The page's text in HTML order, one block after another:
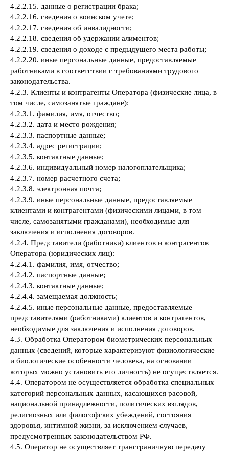
4.2.2.15. данные о регистрации брака;
4.2.2.16. сведения о воинском учете;
4.2.2.17. сведения об инвалидности;
4.2.2.18. сведения об удержании алиментов;
4.2.2.19. сведения о доходе с предыдущего места работы;
4.2.2.20. иные персональные данные, предоставляемые
работниками в соответствии с требованиями трудового
законодательства.
4.2.3. Клиенты и контрагенты Оператора (физические лица, в
том числе, самозанятые граждане):
4.2.3.1. фамилия, имя, отчество;
4.2.3.2. дата и место рождения;
4.2.3.3. паспортные данные;
4.2.3.4. адрес регистрации;
4.2.3.5. контактные данные;
4.2.3.6. индивидуальный номер налогоплательщика;
4.2.3.7. номер расчетного счета;
4.2.3.8. электронная почта;
4.2.3.9. иные персональные данные, предоставляемые
клиентами и контрагентами (физическими лицами, в том
числе, самозанятыми гражданами), необходимые для
заключения и исполнения договоров.
4.2.4. Представители (работники) клиентов и контрагентов
Оператора (юридических лиц):
4.2.4.1. фамилия, имя, отчество;
4.2.4.2. паспортные данные;
4.2.4.3. контактные данные;
4.2.4.4. замещаемая должность;
4.2.4.5. иные персональные данные, предоставляемые
представителями (работниками) клиентов и контрагентов,
необходимые для заключения и исполнения договоров.
4.3. Обработка Оператором биометрических персональных
данных (сведений, которые характеризуют физиологические
и биологические особенности человека, на основании
которых можно установить его личность) не осуществляется.
4.4. Оператором не осуществляется обработка специальных
категорий персональных данных, касающихся расовой,
национальной принадлежности, политических взглядов,
религиозных или философских убеждений, состояния
здоровья, интимной жизни, за исключением случаев,
предусмотренных законодательством РФ.
4.5. Оператор не осуществляет трансграничную передачу